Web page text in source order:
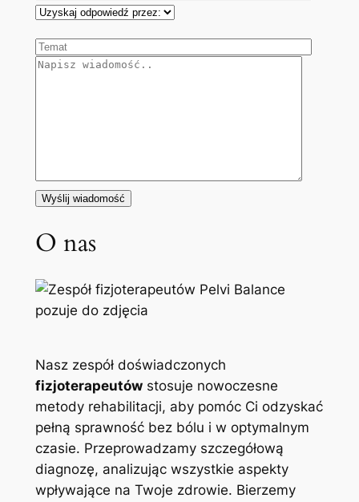
O nas
Nasz zespół doświadczonych
fizjoterapeutówstosuje nowoczesne
metody rehabilitacji, aby pomóc Ci odzyskać
pełną sprawność bez bólu i w optymalnym
czasie. Przeprowadzamy szczegółową
diagnozę, analizując wszystkie aspekty
wpływające na Twoje zdrowie. Bierzemy